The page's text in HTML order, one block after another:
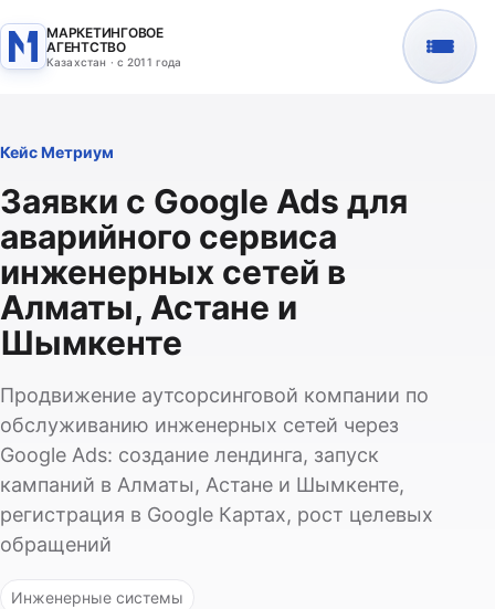
МАРКЕТИНГОВОЕ
АГЕНТСТВО
Казахстан · с 2011 года
Кейс Метриум
Заявки с Google Ads для
аварийного сервиса
инженерных сетей в
Алматы, Астане и
Шымкенте
Продвижение аутсорсинговой компании по
обслуживанию инженерных сетей через
Google Ads: создание лендинга, запуск
кампаний в Алматы, Астане и Шымкенте,
регистрация в Google Картах, рост целевых
обращений
Инженерные системы